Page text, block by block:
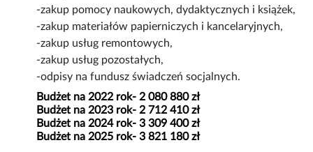
-zakup pomocy naukowych, dydaktycznych i książek,
-zakup materiałów papierniczych i kancelaryjnych,
-zakup usług remontowych,
-zakup usług pozostałych,
-odpisy na fundusz świadczeń socjalnych.
Budżet na 2022 rok- 2 080 880 zł
Budżet na 2023 rok- 2 712 410 zł
Budżet na 2024 rok- 3 309 400 zł
Budżet na 2025 rok- 3 821 180 zł